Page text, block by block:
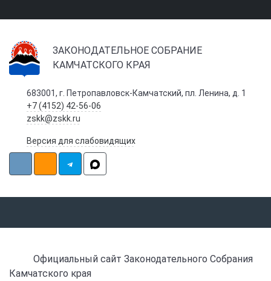
ЗАКОНОДАТЕЛЬНОЕ СОБРАНИЕ
КАМЧАТСКОГО КРАЯ
683001, г. Петропавловск-Камчатский, пл. Ленина, д. 1
+7 (4152) 42-56-06
zskk@zskk.ru
Версия для слабовидящих
Официальный сайт Законодательного Собрания
Камчатского края